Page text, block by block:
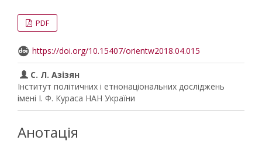
PDF
https://doi.org/10.15407/orientw2018.04.015
С. Л. Азізян
Інститут політичних і етнонаціональних досліджень
імені І. Ф. Кураса НАН України
Анотація